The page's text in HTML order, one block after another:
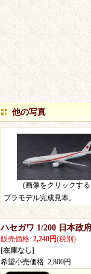
他の写真
(画像をクリックす
プラモデル完成見本。
ハセガワ 1/200 日本政
販売価格: 2,240円(税別)
[在庫なし]
希望小売価格: 2,800円